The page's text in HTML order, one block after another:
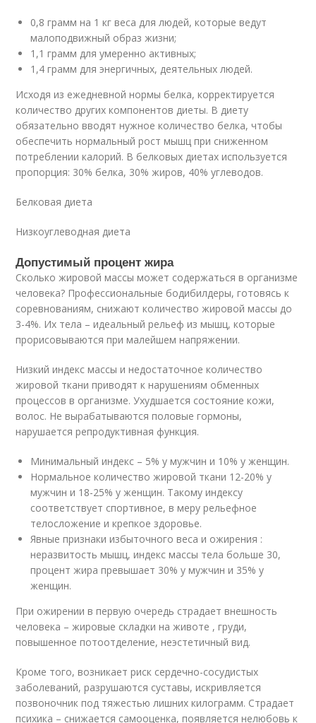
0,8 грамм на 1 кг веса для людей, которые ведут
малоподвижный образ жизни;
1,1 грамм для умеренно активных;
1,4 грамм для энергичных, деятельных людей.
Исходя из ежедневной нормы белка, корректируется
количество других компонентов диеты. В диету
обязательно вводят нужное количество белка, чтобы
обеспечить нормальный рост мышц при сниженном
потреблении калорий. В белковых диетах используется
пропорция: 30% белка, 30% жиров, 40% углеводов.
Белковая диета
Низкоуглеводная диета
Допустимый процент жира
Сколько жировой массы может содержаться в организме
человека? Профессиональные бодибилдеры, готовясь к
соревнованиям, снижают количество жировой массы до
3-4%. Их тела – идеальный рельеф из мышц, которые
прорисовываются при малейшем напряжении.
Низкий индекс массы и недостаточное количество
жировой ткани приводят к нарушениям обменных
процессов в организме. Ухудшается состояние кожи,
волос. Не вырабатываются половые гормоны,
нарушается репродуктивная функция.
Минимальный индекс – 5% у мужчин и 10% у женщин.
Нормальное количество жировой ткани 12-20% у
мужчин и 18-25% у женщин. Такому индексу
соответствует спортивное, в меру рельефное
телосложение и крепкое здоровье.
Явные признаки избыточного веса и ожирения :
неразвитость мышц, индекс массы тела больше 30,
процент жира превышает 30% у мужчин и 35% у
женщин.
При ожирении в первую очередь страдает внешность
человека – жировые складки на животе , груди,
повышенное потоотделение, неэстетичный вид.
Кроме того, возникает риск сердечно-сосудистых
заболеваний, разрушаются суставы, искривляется
позвоночник под тяжестью лишних килограмм. Страдает
психика – снижается самооценка, появляется нелюбовь к